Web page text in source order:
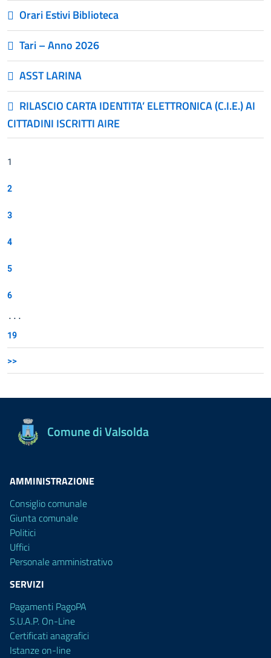
Orari Estivi Biblioteca
Tari – Anno 2026
ASST LARINA
RILASCIO CARTA IDENTITA’ ELETTRONICA (C.I.E.) AI
CITTADINI ISCRITTI AIRE
1
2
3
4
5
6
...
19
>>
Comune di Valsolda
AMMINISTRAZIONE
Consiglio comunale
Giunta comunale
Politici
Uffici
Personale amministrativo
SERVIZI
Pagamenti PagoPA
S.U.A.P. On-Line
Certificati anagrafici
Istanze on-line